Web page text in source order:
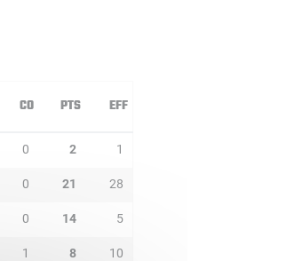
CO PTS EFF
0 2 1
0 21 28
0 14 5
1 8 10